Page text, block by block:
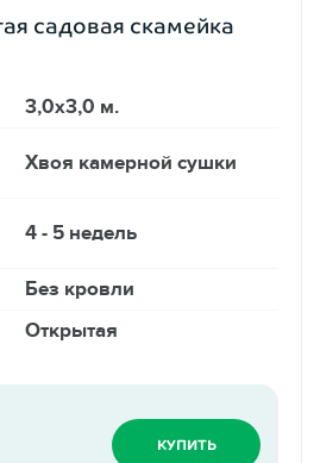
садовая скамейка
3,0х3,0 м.
Хвоя камерной сушки
4 - 5 недель
Без кровли
Открытая
КУПИТЬ